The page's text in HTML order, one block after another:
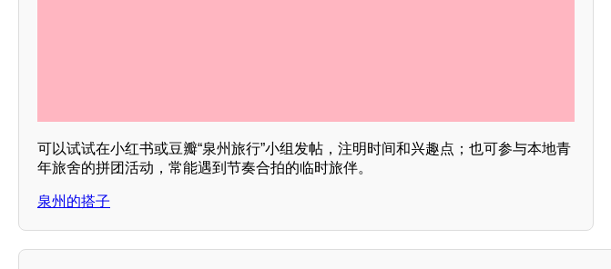
可以试试在小红书或豆瓣“泉州旅行”小组发帖，注明时间和兴趣点；也可参与本地青
年旅舍的拼团活动，常能遇到节奏合拍的临时旅伴。
泉州的搭子